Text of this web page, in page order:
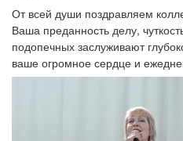
От всей души поздравляем
Ваша преданность делу,
подопечных заслуживают
ваше огромное сердце и